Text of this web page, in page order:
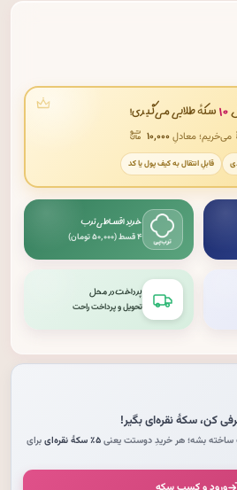
۱۰ سکهٔ طلایی می‌گیری!
می‌خریم؛ معادلِ۱۰٬۰۰۰
قابلِ انتقال به کیف پول یا کد
خرید اقساطی ترب
۴ قسط (۵۰٬۰۰۰ تومان)
پرداخت در محل
تحویل و پرداخت راحت
کن،سکهٔ نقره‌ایبگیر!
ساخته بشه؛ هر خریدِ دوستت یعنی۵٪ سکهٔ نقره‌ای
برای